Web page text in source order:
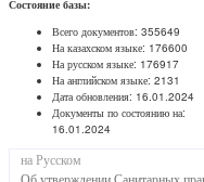
Состояние базы:
Всего документов: 355649
На казахском языке: 176600
На русском языке: 176917
На английском языке: 2131
Дата обновления: 16.01.2024
Документы по состоянию на:
16.01.2024
на Русском
Об утверждении Санитарных